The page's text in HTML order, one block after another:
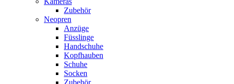
Zubehör
Neopren
Anzüge
Füsslinge
Handschuhe
Kopfhauben
Schuhe
Socken
Zubehör